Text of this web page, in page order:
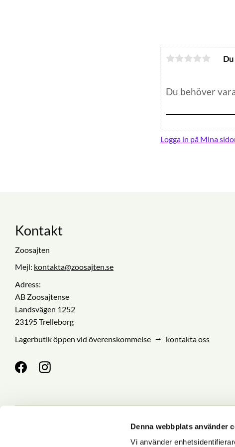
Denna webbplats använder
Vi använder
Du
Logga in på Mina
Kontakt
Zoosajten
Mejl: kontakta@zoosajten.se
Adress:
AB Zoosajtense
Landsvägen 1252
23195 Trelleborg
Lagerbutik öppen vid överenskommelse ⭢ kontakta oss
Nyhetsbrev